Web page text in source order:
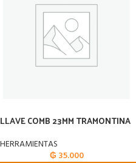
LLAVE COMB 23MM TRAMONTINA
HERRAMIENTAS
₲ 35.000